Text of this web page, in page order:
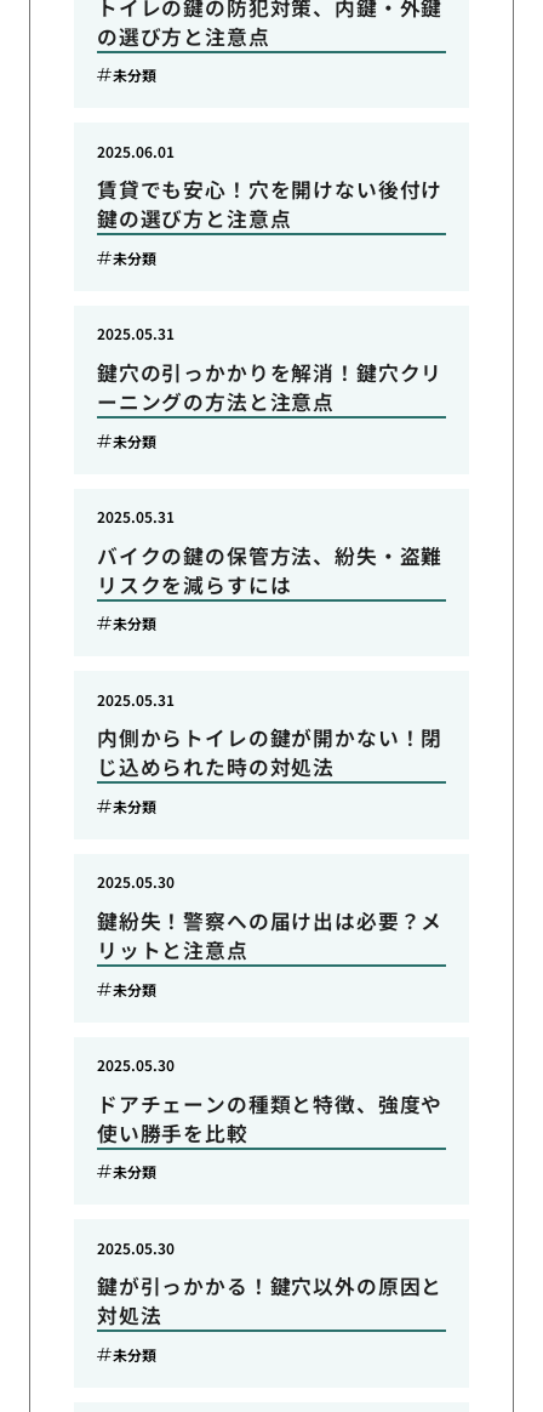
トイレの鍵の防犯対策、内鍵・外鍵
の選び方と注意点
未分類
賃貸でも安心！穴を開けない後付け
鍵の選び方と注意点
2025.06.01
未分類
鍵穴の引っかかりを解消！鍵穴クリ
ーニングの方法と注意点
2025.05.31
未分類
バイクの鍵の保管方法、紛失・盗難
リスクを減らすには
2025.05.31
未分類
内側からトイレの鍵が開かない！閉
じ込められた時の対処法
2025.05.31
未分類
鍵紛失！警察への届け出は必要？メ
リットと注意点
2025.05.30
未分類
ドアチェーンの種類と特徴、強度や
使い勝手を比較
2025.05.30
未分類
鍵が引っかかる！鍵穴以外の原因と
対処法
2025.05.30
未分類